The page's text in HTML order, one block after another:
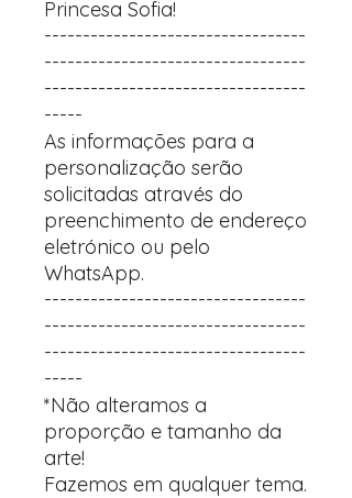
Princesa Sofia!
----------------------------------
----------------------------------
----------------------------------
-----
As informações para a
personalização serão
solicitadas através do
preenchimento de endereço
eletrónico ou pelo
WhatsApp.
----------------------------------
----------------------------------
----------------------------------
-----
*Não alteramos a
proporção e tamanho da
arte!
Fazemos em qualquer tema.